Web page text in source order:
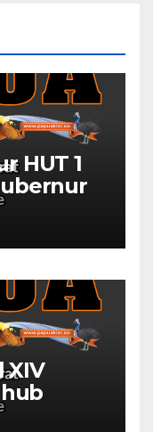
HUT 1
Peran
XIV